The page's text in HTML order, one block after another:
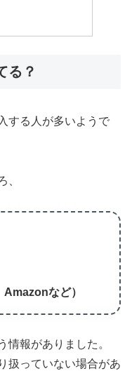
る？
する人が多いようで
、
Amazonなど）
情報がありました。
扱っていない場合があ